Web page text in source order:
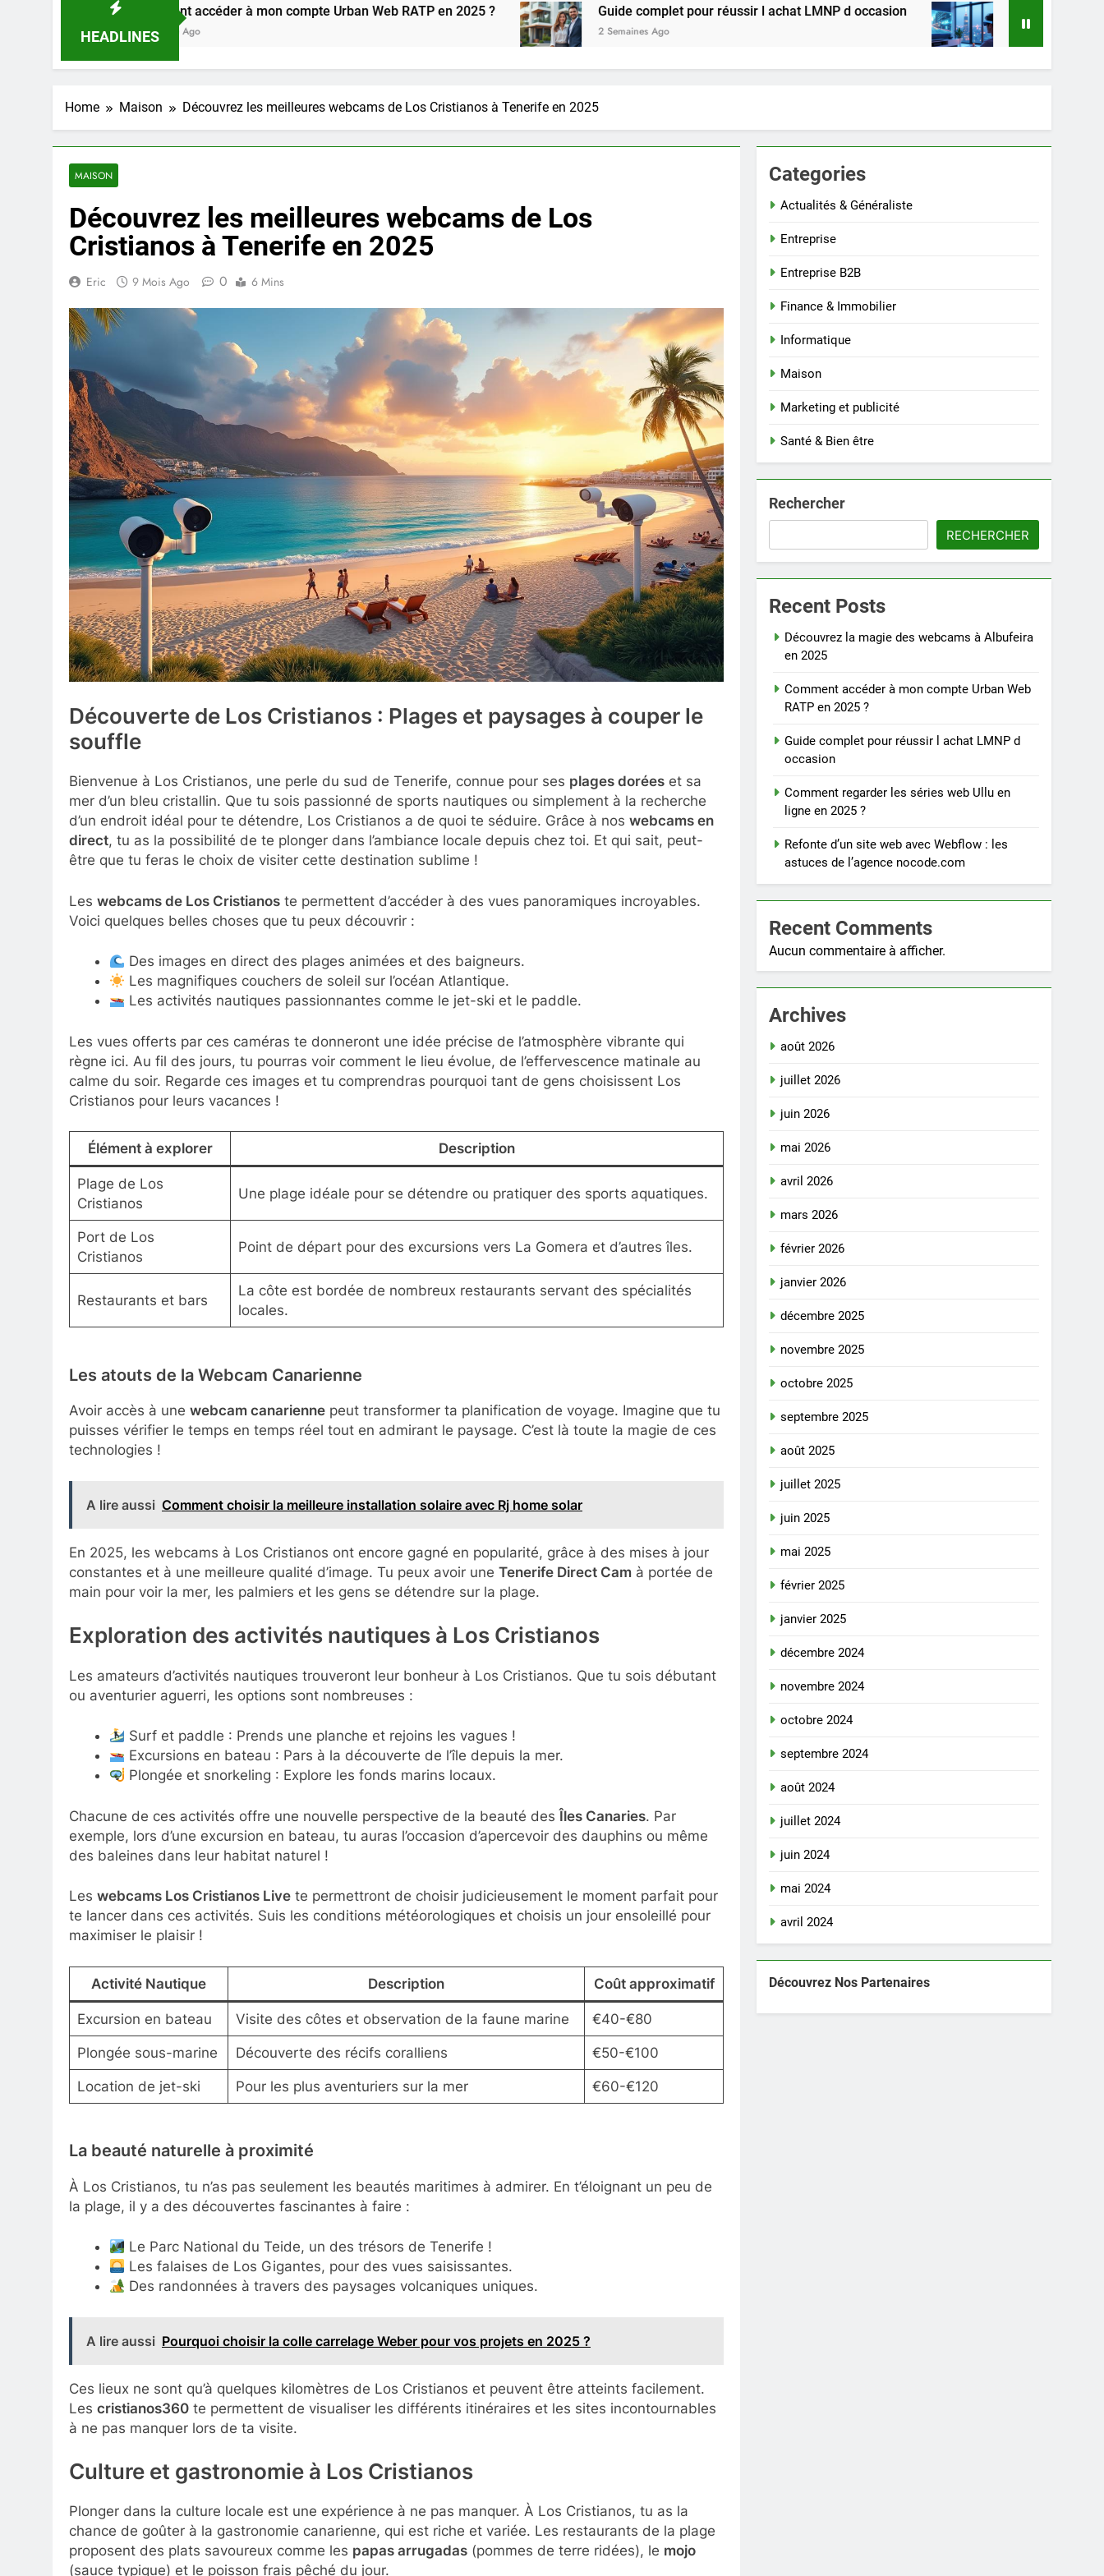
HEADLINES
Comment accéder à mon compte Urban Web RATP en 2025 ?
1 Semaine Ago
Guide complet pour réussir l achat LMNP d occasion
2 Semaines Ago
Comment regarder les séries
2 Semaines Ago
Home Maison Découvrez les meilleures webcams de Los Cristianos à Tenerife en 2025
MAISON
Découvrez les meilleures webcams de Los
Cristianos à Tenerife en 2025
Eric 9 Mois Ago 0 6 Mins
Découverte de Los Cristianos : Plages et paysages à couper le
souffle
Bienvenue à Los Cristianos, une perle du sud de Tenerife, connue pour ses plages dorées et sa
mer d’un bleu cristallin. Que tu sois passionné de sports nautiques ou simplement à la recherche
d’un endroit idéal pour te détendre, Los Cristianos a de quoi te séduire. Grâce à nos webcams en
direct, tu as la possibilité de te plonger dans l’ambiance locale depuis chez toi. Et qui sait, peut-
être que tu feras le choix de visiter cette destination sublime !
Les webcams de Los Cristianos te permettent d’accéder à des vues panoramiques incroyables.
Voici quelques belles choses que tu peux découvrir :
Des images en direct des plages animées et des baigneurs.
Les magnifiques couchers de soleil sur l’océan Atlantique.
Les activités nautiques passionnantes comme le jet-ski et le paddle.
Les vues offerts par ces caméras te donneront une idée précise de l’atmosphère vibrante qui
règne ici. Au fil des jours, tu pourras voir comment le lieu évolue, de l’effervescence matinale au
calme du soir. Regarde ces images et tu comprendras pourquoi tant de gens choisissent Los
Cristianos pour leurs vacances !
Élément à explorer Description
Plage de Los
Cristianos
Une plage idéale pour se détendre ou pratiquer des sports aquatiques.
Port de Los
Cristianos
Point de départ pour des excursions vers La Gomera et d’autres îles.
Restaurants et bars
La côte est bordée de nombreux restaurants servant des spécialités
locales.
Les atouts de la Webcam Canarienne
Avoir accès à une webcam canarienne peut transformer ta planification de voyage. Imagine que tu
puisses vérifier le temps en temps réel tout en admirant le paysage. C’est là toute la magie de ces
technologies !
A lire aussi Comment choisir la meilleure installation solaire avec Rj home solar
En 2025, les webcams à Los Cristianos ont encore gagné en popularité, grâce à des mises à jour
constantes et à une meilleure qualité d’image. Tu peux avoir une Tenerife Direct Cam à portée de
main pour voir la mer, les palmiers et les gens se détendre sur la plage.
Exploration des activités nautiques à Los Cristianos
Les amateurs d’activités nautiques trouveront leur bonheur à Los Cristianos. Que tu sois débutant
ou aventurier aguerri, les options sont nombreuses :
Surf et paddle : Prends une planche et rejoins les vagues !
Excursions en bateau : Pars à la découverte de l’île depuis la mer.
Plongée et snorkeling : Explore les fonds marins locaux.
Chacune de ces activités offre une nouvelle perspective de la beauté desÎles Canaries. Par
exemple, lors d’une excursion en bateau, tu auras l’occasion d’apercevoir des dauphins ou même
des baleines dans leur habitat naturel !
Les webcams Los Cristianos Live te permettront de choisir judicieusement le moment parfait pour
te lancer dans ces activités. Suis les conditions météorologiques et choisis un jour ensoleillé pour
maximiser le plaisir !
Activité Nautique Description Coût approximatif
Excursion en bateau Visite des côtes et observation de la faune marine €40-€80
Plongée sous-marine Découverte des récifs coralliens €50-€100
Location de jet-ski Pour les plus aventuriers sur la mer €60-€120
La beauté naturelle à proximité
À Los Cristianos, tu n’as pas seulement les beautés maritimes à admirer. En t’éloignant un peu de
la plage, il y a des découvertes fascinantes à faire :
Le Parc National du Teide, un des trésors de Tenerife !
Les falaises de Los Gigantes, pour des vues saisissantes.
Des randonnées à travers des paysages volcaniques uniques.
A lire aussi Pourquoi choisir la colle carrelage Weber pour vos projets en 2025 ?
Ces lieux ne sont qu’à quelques kilomètres de Los Cristianos et peuvent être atteints facilement.
Les cristianos360 te permettent de visualiser les différents itinéraires et les sites incontournables
à ne pas manquer lors de ta visite.
Culture et gastronomie à Los Cristianos
Plonger dans la culture locale est une expérience à ne pas manquer. À Los Cristianos, tu as la
chance de goûter à la gastronomie canarienne, qui est riche et variée. Les restaurants de la plage
proposent des plats savoureux comme les papas arrugadas (pommes de terre ridées), le mojo
(sauce typique) et le poisson frais pêché du jour.
Categories
Actualités & Généraliste
Entreprise
Entreprise B2B
Finance & Immobilier
Informatique
Maison
Marketing et publicité
Santé & Bien être
Rechercher
RECHERCHER
Recent Posts
Découvrez la magie des webcams à Albufeira
en 2025
Comment accéder à mon compte Urban Web
RATP en 2025 ?
Guide complet pour réussir l achat LMNP d
occasion
Comment regarder les séries web Ullu en
ligne en 2025 ?
Refonte d’un site web avec Webflow : les
astuces de l’agence nocode.com
Recent Comments
Aucun commentaire à afficher.
Archives
août 2026
juillet 2026
juin 2026
mai 2026
avril 2026
mars 2026
février 2026
janvier 2026
décembre 2025
novembre 2025
octobre 2025
septembre 2025
août 2025
juillet 2025
juin 2025
mai 2025
février 2025
janvier 2025
décembre 2024
novembre 2024
octobre 2024
septembre 2024
août 2024
juillet 2024
juin 2024
mai 2024
avril 2024
Découvrez Nos Partenaires